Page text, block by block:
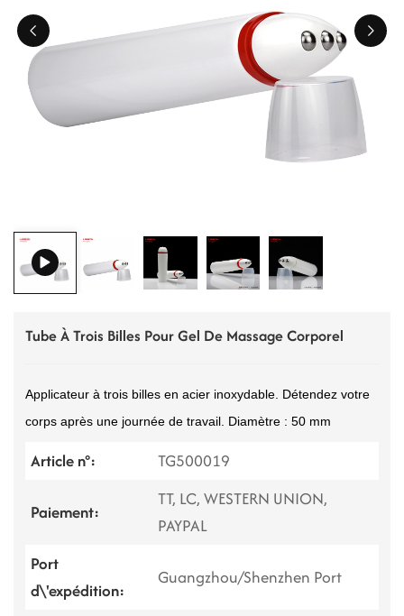
Tiếng việt
Tube À Trois Billes Pour Gel De Massage Corporel
Applicateur à trois billes en acier inoxydable. Détendez votre
corps après une journée de travail. Diamètre : 50 mm
Article n°: TG500019
Paiement:
TT, LC, WESTERN UNION,
PAYPAL
Port
d\'expédition:
Guangzhou/Shenzhen Port